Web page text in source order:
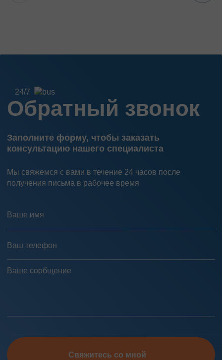
24/7
Обратный звонок
Заполните форму, чтобы заказать
консультацию нашего специалиста
Мы свяжемся с вами в течение 24 часов после
получения письма в рабочее время
Свяжитесь со мной